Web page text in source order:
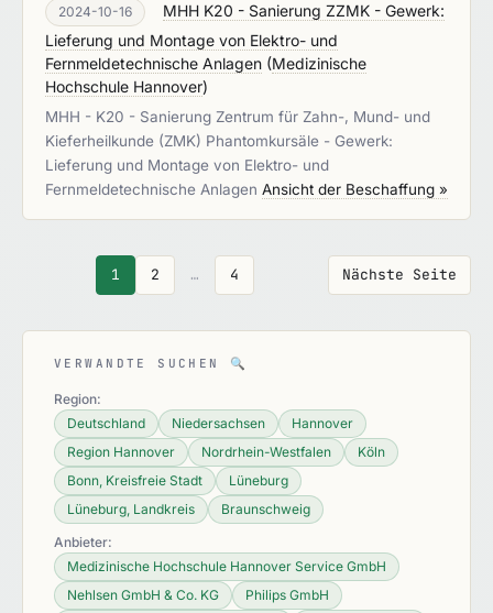
2024-10-16
MHH K20 - Sanierung ZZMK - Gewerk:
Lieferung und Montage von Elektro- und
Fernmeldetechnische Anlagen (Medizinische
Hochschule Hannover)
MHH - K20 - Sanierung Zentrum für Zahn-, Mund- und
Kieferheilkunde (ZMK) Phantomkursäle - Gewerk:
Lieferung und Montage von Elektro- und
Fernmeldetechnische Anlagen Ansicht der Beschaffung »
Nächste Seite
1 2 … 4
VERWANDTE SUCHEN 🔍
Region:
Deutschland
Niedersachsen
Hannover
Region Hannover
Nordrhein-Westfalen
Köln
Bonn, Kreisfreie Stadt
Lüneburg
Lüneburg, Landkreis
Braunschweig
Anbieter:
Medizinische Hochschule Hannover Service GmbH
Nehlsen GmbH & Co. KG
Philips GmbH